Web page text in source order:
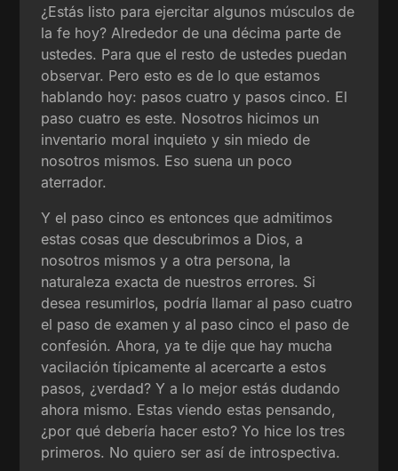
¿Estás listo para ejercitar algunos músculos de
la fe hoy? Alrededor de una décima parte de
ustedes. Para que el resto de ustedes puedan
observar. Pero esto es de lo que estamos
hablando hoy: pasos cuatro y pasos cinco. El
paso cuatro es este. Nosotros hicimos un
inventario moral inquieto y sin miedo de
nosotros mismos. Eso suena un poco
aterrador.
Y el paso cinco es entonces que admitimos
estas cosas que descubrimos a Dios, a
nosotros mismos y a otra persona, la
naturaleza exacta de nuestros errores. Si
desea resumirlos, podría llamar al paso cuatro
el paso de examen y al paso cinco el paso de
confesión. Ahora, ya te dije que hay mucha
vacilación típicamente al acercarte a estos
pasos, ¿verdad? Y a lo mejor estás dudando
ahora mismo. Estas viendo estas pensando,
¿por qué debería hacer esto? Yo hice los tres
primeros. No quiero ser así de introspectiva.